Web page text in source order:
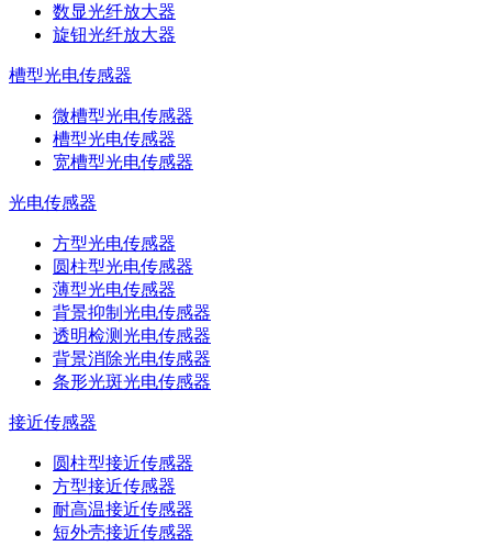
数显光纤放大器
旋钮光纤放大器
槽型光电传感器
微槽型光电传感器
槽型光电传感器
宽槽型光电传感器
光电传感器
方型光电传感器
圆柱型光电传感器
薄型光电传感器
背景抑制光电传感器
透明检测光电传感器
背景消除光电传感器
条形光斑光电传感器
接近传感器
圆柱型接近传感器
方型接近传感器
耐高温接近传感器
短外壳接近传感器